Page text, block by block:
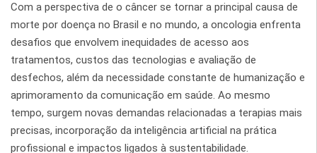
Com a perspectiva de o câncer se tornar a principal causa de
morte por doença no Brasil e no mundo, a oncologia enfrenta
desafios que envolvem inequidades de acesso aos
tratamentos, custos das tecnologias e avaliação de
desfechos, além da necessidade constante de humanização e
aprimoramento da comunicação em saúde. Ao mesmo
tempo, surgem novas demandas relacionadas a terapias mais
precisas, incorporação da inteligência artificial na prática
profissional e impactos ligados à sustentabilidade.